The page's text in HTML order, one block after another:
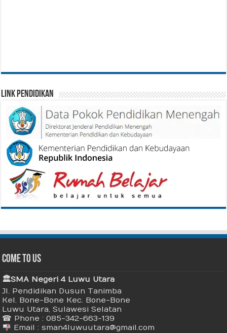
Link Pendidikan
Come To Us
🏛 SMA Negeri 4 Luwu Utara
Jl. Pendidikan Dusun Tanimba
Kel. Bone-Bone Kec. Bone-Bone
Luwu Utara, Sulawesi Selatan
☎ Phone : 085-342-663-139
Email : sman4luwuutara@gmail.com